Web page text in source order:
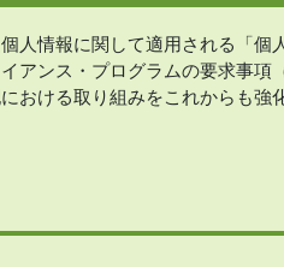
人情報に関して適用される「
アンス・プログラムの要求事
おける取り組みをこれからも強